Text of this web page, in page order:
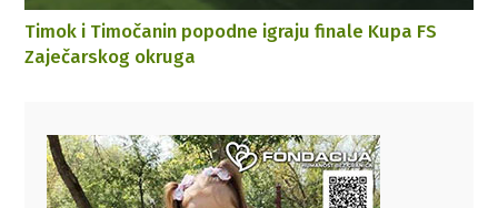
Timok i Timočanin popodne igraju finale Kupa FS
Zaječarskog okruga